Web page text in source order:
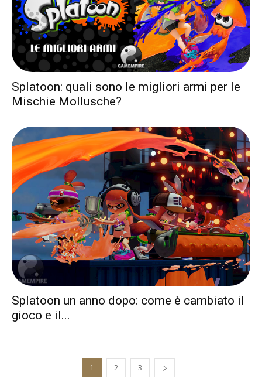
Splatoon: quali sono le migliori armi per le
Mischie Mollusche?
Splatoon un anno dopo: come è cambiato il
gioco e il...
1 2 3